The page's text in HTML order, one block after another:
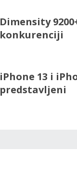
Dimensity
konkurenciji
iPhone 13 i
predstavljeni